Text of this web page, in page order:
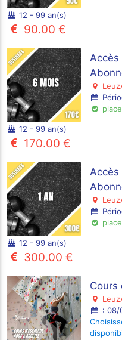
12 - 99 an(s)
90.00 €
Accès
12 - 99 an(s)
170.00 €
Accès
12 - 99 an(s)
300.00 €
Cours
: 08/